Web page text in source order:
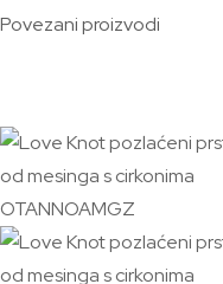
Povezani proizvodi